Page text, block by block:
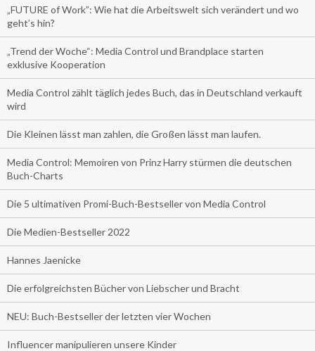
„FUTURE of Work”: Wie hat die Arbeitswelt sich verändert und wo
geht’s hin?
„Trend der Woche“: Media Control und Brandplace starten
exklusive Kooperation
Media Control zählt täglich jedes Buch, das in Deutschland verkauft
wird
Die Kleinen lässt man zahlen, die Großen lässt man laufen.
Media Control: Memoiren von Prinz Harry stürmen die deutschen
Buch-Charts
Die 5 ultimativen Promi-Buch-Bestseller von Media Control
Die Medien-Bestseller 2022
Hannes Jaenicke
Die erfolgreichsten Bücher von Liebscher und Bracht
NEU: Buch-Bestseller der letzten vier Wochen
Influencer manipulieren unsere Kinder